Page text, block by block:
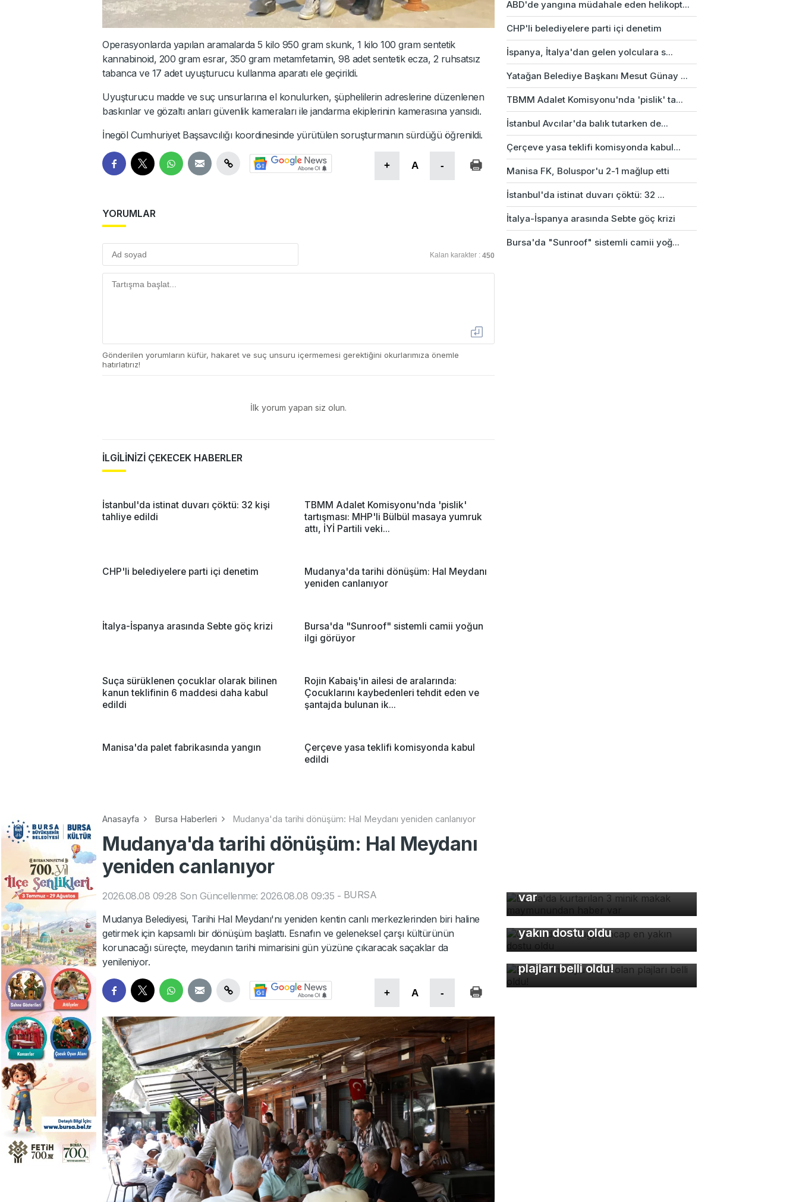
Operasyonlarda yapılan aramalarda 5 kilo 950 gram skunk, 1 kilo 100 gram sentetik
kannabinoid, 200 gram esrar, 350 gram metamfetamin, 98 adet sentetik ecza, 2 ruhsatsız
tabanca ve 17 adet uyuşturucu kullanma aparatı ele geçirildi.
Uyuşturucu madde ve suç unsurlarına el konulurken, şüphelilerin adreslerine düzenlenen
baskınlar ve gözaltı anları güvenlik kameraları ile jandarma ekiplerinin kamerasına yansıdı.
İnegöl Cumhuriyet Başsavcılığı koordinesinde yürütülen soruşturmanın sürdüğü öğrenildi.
+ A -
YORUMLAR
Kalan karakter : 450
Gönderilen yorumların küfür, hakaret ve suç unsuru içermemesi gerektiğini okurlarımıza önemle
hatırlatırız!
İlk yorum yapan siz olun.
İLGİLİNİZİ ÇEKECEK HABERLER
İstanbul'da istinat duvarı çöktü: 32 kişi
tahliye edildi
TBMM Adalet Komisyonu'nda 'pislik'
tartışması: MHP'li Bülbül masaya yumruk
attı, İYİ Partili veki...
CHP'li belediyelere parti içi denetim
Mudanya'da tarihi dönüşüm: Hal Meydanı
yeniden canlanıyor
İtalya-İspanya arasında Sebte göç krizi
Bursa'da "Sunroof" sistemli camii yoğun
ilgi görüyor
Suça sürüklenen çocuklar olarak bilinen
kanun teklifinin 6 maddesi daha kabul
edildi
Rojin Kabaiş'in ailesi de aralarında:
Çocuklarını kaybedenleri tehdit eden ve
şantajda bulunan ik...
Manisa'da palet fabrikasında yangın
Çerçeve yasa teklifi komisyonda kabul
edildi
ABD'de yangına müdahale eden helikopt...
CHP'li belediyelere parti içi denetim
İspanya, İtalya'dan gelen yolculara s...
Yatağan Belediye Başkanı Mesut Günay ...
TBMM Adalet Komisyonu'nda 'pislik' ta...
İstanbul Avcılar'da balık tutarken de...
Çerçeve yasa teklifi komisyonda kabul...
Manisa FK, Boluspor'u 2-1 mağlup etti
İstanbul'da istinat duvarı çöktü: 32 ...
İtalya-İspanya arasında Sebte göç krizi
Bursa'da "Sunroof" sistemli camii yoğ...
Anasayfa Bursa Haberleri Mudanya'da tarihi dönüşüm: Hal Meydanı yeniden canlanıyor
Mudanya'da tarihi dönüşüm: Hal Meydanı
yeniden canlanıyor
2026.08.08 09:28 Son Güncellenme: 2026.08.08 09:35 - BURSA
Mudanya Belediyesi, Tarihi Hal Meydanı'nı yeniden kentin canlı merkezlerinden biri haline
getirmek için kapsamlı bir dönüşüm başlattı. Esnafın ve geleneksel çarşı kültürünün
korunacağı süreçte, meydanın tarihi mimarisini gün yüzüne çıkaracak saçaklar da
yenileniyor.
+ A -
var
Ormanda bulduğu sincap en
yakın dostu oldu
Bursa'nın suyu temiz olan
plajları belli oldu!